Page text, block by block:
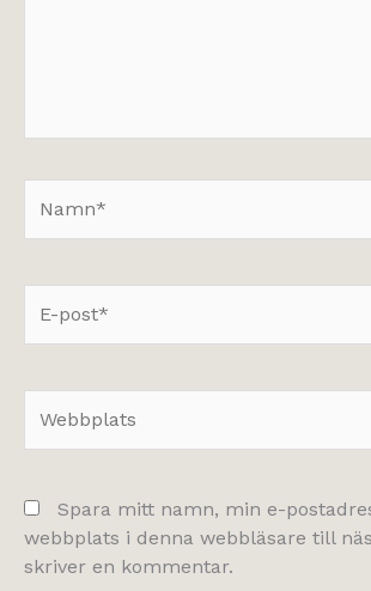
post*
Spara mitt namn, min e-
webbplats i denna webbläsare till
skriver en kommentar.